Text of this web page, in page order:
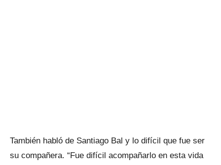
También habló de Santiago Bal y lo difícil que fue ser
su compañera. “Fue difícil acompañarlo en esta vida